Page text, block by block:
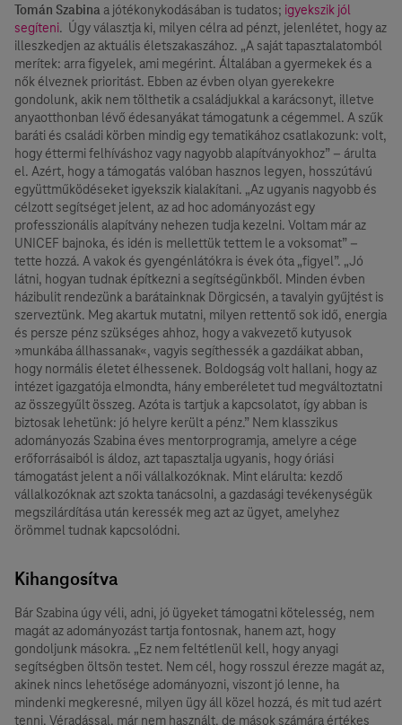
Tomán Szabina a jótékonykodásában is tudatos; igyekszik jól
segíteni. Úgy választja ki, milyen célra ad pénzt, jelenlétet, hogy az
illeszkedjen az aktuális életszakaszához. „A saját tapasztalatomból
merítek: arra figyelek, ami megérint. Általában a gyermekek és a
nők élveznek prioritást. Ebben az évben olyan gyerekekre
gondolunk, akik nem tölthetik a családjukkal a karácsonyt, illetve
anyaotthonban lévő édesanyákat támogatunk a cégemmel. A szűk
baráti és családi körben mindig egy tematikához csatlakozunk: volt,
hogy éttermi felhíváshoz vagy nagyobb alapítványokhoz” – árulta
el. Azért, hogy a támogatás valóban hasznos legyen, hosszútávú
együttműködéseket igyekszik kialakítani. „Az ugyanis nagyobb és
célzott segítséget jelent, az ad hoc adományozást egy
professzionális alapítvány nehezen tudja kezelni. Voltam már az
UNICEF bajnoka, és idén is mellettük tettem le a voksomat” –
tette hozzá. A vakok és gyengénlátókra is évek óta „figyel”. „Jó
látni, hogyan tudnak építkezni a segítségünkből. Minden évben
házibulit rendezünk a barátainknak Dörgicsén, a tavalyin gyűjtést is
szerveztünk. Meg akartuk mutatni, milyen rettentő sok idő, energia
és persze pénz szükséges ahhoz, hogy a vakvezető kutyusok
»munkába állhassanak«, vagyis segíthessék a gazdáikat abban,
hogy normális életet élhessenek. Boldogság volt hallani, hogy az
intézet igazgatója elmondta, hány emberéletet tud megváltoztatni
az összegyűlt összeg. Azóta is tartjuk a kapcsolatot, így abban is
biztosak lehetünk: jó helyre került a pénz.” Nem klasszikus
adományozás Szabina éves mentorprogramja, amelyre a cége
erőforrásaiból is áldoz, azt tapasztalja ugyanis, hogy óriási
támogatást jelent a női vállalkozóknak. Mint elárulta: kezdő
vállalkozóknak azt szokta tanácsolni, a gazdasági tevékenységük
megszilárdítása után keressék meg azt az ügyet, amelyhez
örömmel tudnak kapcsolódni.
Kihangosítva
Bár Szabina úgy véli, adni, jó ügyeket támogatni kötelesség, nem
magát az adományozást tartja fontosnak, hanem azt, hogy
gondoljunk másokra. „Ez nem feltétlenül kell, hogy anyagi
segítségben öltsön testet. Nem cél, hogy rosszul érezze magát az,
akinek nincs lehetősége adományozni, viszont jó lenne, ha
mindenki megkeresné, milyen ügy áll közel hozzá, és mit tud azért
tenni. Véradással, már nem használt, de mások számára értékes